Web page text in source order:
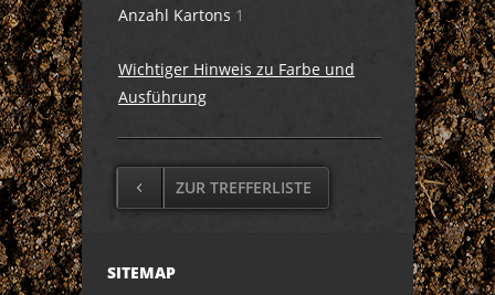
Anzahl Kartons 1
Wichtiger Hinweis zu Farbe und
Ausführung
ZUR TREFFERLISTE
SITEMAP